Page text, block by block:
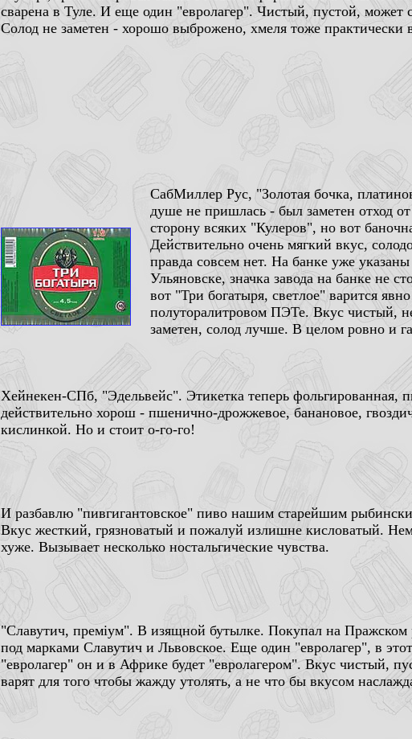
сварена в Туле. И еще один "евролагер". Чистый, пустой,
Солод не заметен - хорошо выброжено, хмеля тоже практически
СабМиллер Рус, "Золотая бочка,
душе не пришлась - был заметен отход
сторону всяких "Кулеров", но вот
Действительно очень мягкий вкус,
правда совсем нет. На банке уже
Ульяновске, значка завода на банке не
вот "Три богатыря, светлое" варится
полуторалитровом ПЭТе. Вкус чистый,
заметен, солод лучше. В целом ровно и
Хейнекен-СПб, "Эдельвейс". Этикетка теперь фольгированная,
действительно хорош - пшенично-дрожжевое, банановое,
кислинкой. Но и стоит о-го-го!
И разбавлю "пивгигантовское" пиво нашим старейшим
Вкус жесткий, грязноватый и пожалуй излишне кисловатый.
хуже. Вызывает несколько ностальгические чувства.
"Славутич, премiум". В изящной бутылке. Покупал на Пражском
под марками Славутич и Львовское. Еще один "евролагер", в
"евролагер" он и в Африке будет "евролагером". Вкус чистый,
варят для того чтобы жажду утолять, а не что бы вкусом